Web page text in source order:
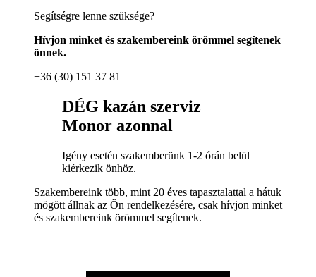
Segítségre lenne szüksége?
Hívjon minket és szakembereink örömmel segítenek
önnek.
+36 (30) 151 37 81
DÉG kazán szerviz
Monor azonnal
Igény esetén szakemberünk 1-2 órán belül
kiérkezik önhöz.
Szakembereink több, mint 20 éves tapasztalattal a hátuk
mögött állnak az Ön rendelkezésére, csak hívjon minket
és szakembereink örömmel segítenek.